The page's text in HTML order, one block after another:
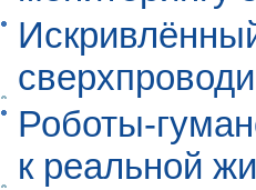
Роботы-
к реальной